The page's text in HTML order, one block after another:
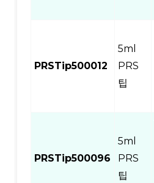
PRSTip500012
5ml
PRS
팁
PRSTip500096
5ml
PRS
팁